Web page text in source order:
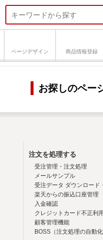
ページデザイン 商品情報登録
お探しのペー
注文を処理する
受注管理・注文処理
メールサンプル
受注データ ダウンロード
楽天からの振込口座管理
入金確認
クレジットカード不正利
顧客管理機能
BOSS（注文処理の自動化